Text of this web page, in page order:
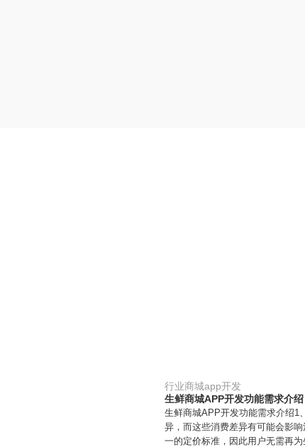
行业商城app开发
生鲜商城APP开发功能需求介绍
生鲜商城APP开发功能需求介绍1
异，而这些消费差异有可能会影
一的定价标准，因此用户无需再